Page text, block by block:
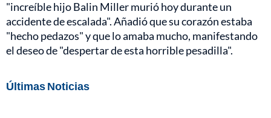
"increíble hijo Balin Miller murió hoy durante un
accidente de escalada". Añadió que su corazón estaba
"hecho pedazos" y que lo amaba mucho, manifestando
el deseo de "despertar de esta horrible pesadilla".
Últimas Noticias